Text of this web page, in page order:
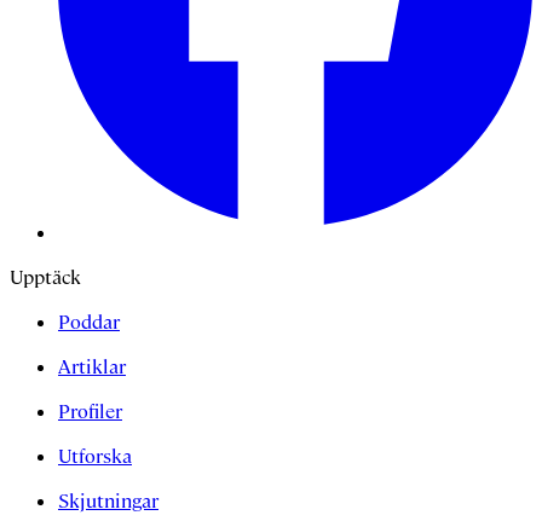
Upptäck
Poddar
Artiklar
Profiler
Utforska
Skjutningar